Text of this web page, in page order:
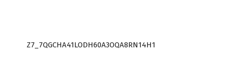
Z7_7QGCHA41LODH60A3OQA8RN14H1